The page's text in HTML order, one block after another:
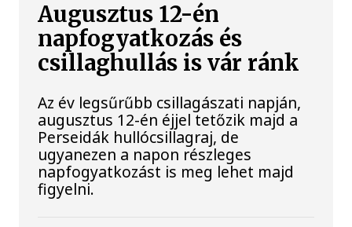
Augusztus 12-én
napfogyatkozás és
csillaghullás is vár ránk
Az év legsűrűbb csillagászati napján,
augusztus 12-én éjjel tetőzik majd a
Perseidák hullócsillagraj, de
ugyanezen a napon részleges
napfogyatkozást is meg lehet majd
figyelni.